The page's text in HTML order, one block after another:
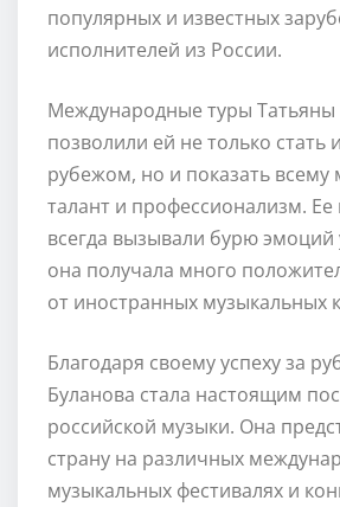
популярных и известных
исполнителей из России.
Международные туры Татьяны
позволили ей не только стать
рубежом, но и показать всему
талант и профессионализм. Ее
всегда вызывали бурю эмоций
она получала много
от иностранных музыкальных
Благодаря своему успеху за
Буланова стала настоящим
российской музыки. Она
страну на различных
музыкальных фестивалях и